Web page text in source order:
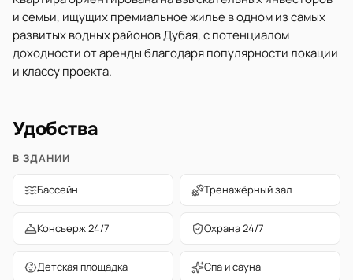
и семьи, ищущих премиальное жилье в одном из самых
развитых водных районов Дубая, с потенциалом
доходности от аренды благодаря популярности локации
и классу проекта.
Удобства
В ЗДАНИИ
Бассейн Тренажёрный зал
Консьерж 24/7 Охрана 24/7
Детская площадка Спа и сауна